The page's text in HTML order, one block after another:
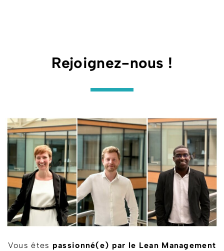
Rejoignez-nous !
Vous êtes passionné(e) par le Lean Management